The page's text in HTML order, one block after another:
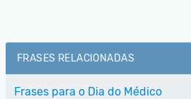
FRASES RELACIONADAS
Frases para o Dia do Médico